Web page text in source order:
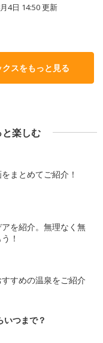
4日 14:50更新
スをもっと見る
楽しむ
まとめてご紹介！
を紹介。無理なく無
！
すめの温泉をご紹介
いつまで？